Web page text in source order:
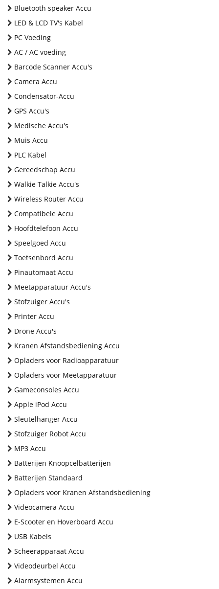
Bluetooth speaker Accu
LED & LCD TV's Kabel
PC Voeding
AC / AC voeding
Barcode Scanner Accu's
Camera Accu
Condensator-Accu
GPS Accu's
Medische Accu's
Muis Accu
PLC Kabel
Gereedschap Accu
Walkie Talkie Accu's
Wireless Router Accu
Compatibele Accu
Hoofdtelefoon Accu
Speelgoed Accu
Toetsenbord Accu
Pinautomaat Accu
Meetapparatuur Accu's
Stofzuiger Accu's
Printer Accu
Drone Accu's
Kranen Afstandsbediening Accu
Opladers voor Radioapparatuur
Opladers voor Meetapparatuur
Gameconsoles Accu
Apple iPod Accu
Sleutelhanger Accu
Stofzuiger Robot Accu
MP3 Accu
Batterijen Knoopcelbatterijen
Batterijen Standaard
Opladers voor Kranen Afstandsbediening
Videocamera Accu
E-Scooter en Hoverboard Accu
USB Kabels
Scheerapparaat Accu
Videodeurbel Accu
Alarmsystemen Accu